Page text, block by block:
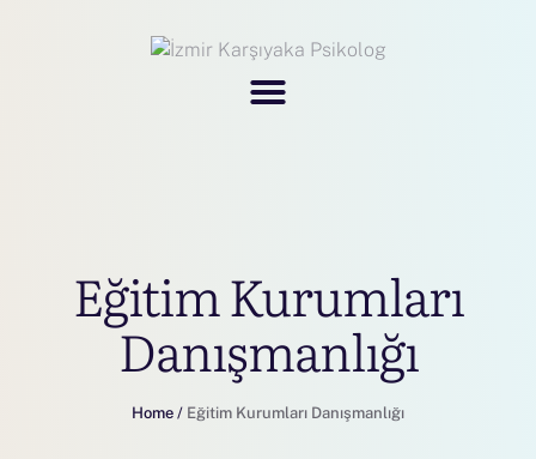
Eğitim Kurumları
Danışmanlığı
Home / Eğitim Kurumları Danışmanlığı